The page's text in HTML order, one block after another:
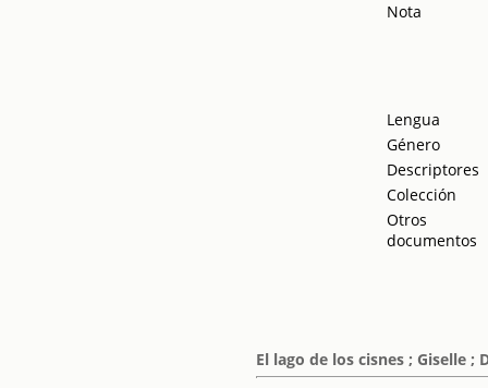
Nota
Lengua
Género
Descriptores
Colección
Otros
documentos
El lago de los cisnes ; Giselle